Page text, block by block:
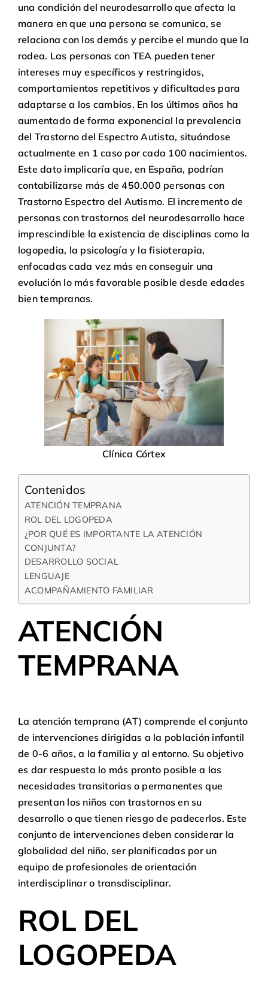
una condición del neurodesarrollo que afecta la
manera en que una persona se comunica, se
relaciona con los demás y percibe el mundo que la
rodea. Las personas con TEA pueden tener
intereses muy específicos y restringidos,
comportamientos repetitivos y dificultades para
adaptarse a los cambios. En los últimos años ha
aumentado de forma exponencial la prevalencia
del Trastorno del Espectro Autista, situándose
actualmente en 1 caso por cada 100 nacimientos.
Este dato implicaría que, en España, podrían
contabilizarse más de 450.000 personas con
Trastorno Espectro del Autismo. El incremento de
personas con trastornos del neurodesarrollo hace
imprescindible la existencia de disciplinas como la
logopedia, la psicología y la fisioterapia,
enfocadas cada vez más en conseguir una
evolución lo más favorable posible desde edades
bien tempranas.
Clínica Córtex
Contenidos
ATENCIÓN TEMPRANA
ROL DEL LOGOPEDA
¿POR QUÉ ES IMPORTANTE LA ATENCIÓN
CONJUNTA?
DESARROLLO SOCIAL
LENGUAJE
ACOMPAÑAMIENTO FAMILIAR
ATENCIÓN
TEMPRANA
La atención temprana (AT) comprende el conjunto
de intervenciones dirigidas a la población infantil
de 0-6 años, a la familia y al entorno. Su objetivo
es dar respuesta lo más pronto posible a las
necesidades transitorias o permanentes que
presentan los niños con trastornos en su
desarrollo o que tienen riesgo de padecerlos. Este
conjunto de intervenciones deben considerar la
globalidad del niño, ser planificadas por un
equipo de profesionales de orientación
interdisciplinar o transdisciplinar.
ROL DEL
LOGOPEDA